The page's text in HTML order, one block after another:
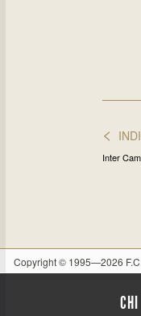
<
Inter
Copyright © 1995—2026